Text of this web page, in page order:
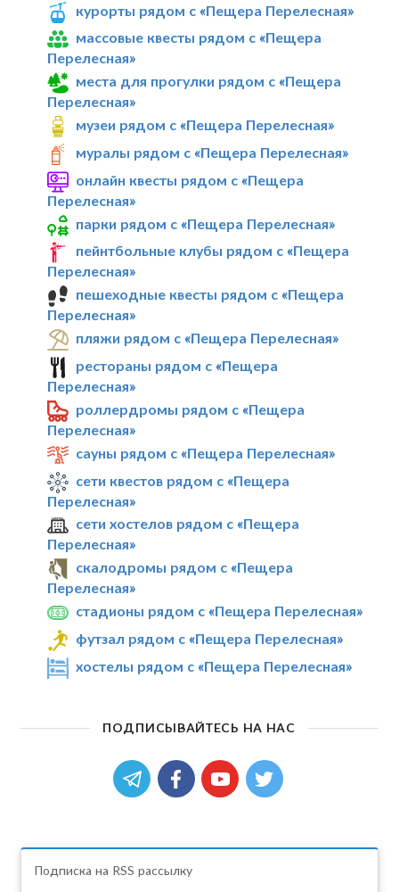
курорты рядом с «Пещера Перелесная»
массовые квесты рядом с «Пещера
Перелесная»
места для прогулки рядом с «Пещера
Перелесная»
музеи рядом с «Пещера Перелесная»
муралы рядом с «Пещера Перелесная»
онлайн квесты рядом с «Пещера
Перелесная»
парки рядом с «Пещера Перелесная»
пейнтбольные клубы рядом с «Пещера
Перелесная»
пешеходные квесты рядом с «Пещера
Перелесная»
пляжи рядом с «Пещера Перелесная»
рестораны рядом с «Пещера
Перелесная»
роллердромы рядом с «Пещера
Перелесная»
сауны рядом с «Пещера Перелесная»
сети квестов рядом с «Пещера
Перелесная»
сети хостелов рядом с «Пещера
Перелесная»
скалодромы рядом с «Пещера
Перелесная»
стадионы рядом с «Пещера Перелесная»
футзал рядом с «Пещера Перелесная»
хостелы рядом с «Пещера Перелесная»
ПОДПИСЫВАЙТЕСЬ НА НАС
Подписка на RSS рассылку